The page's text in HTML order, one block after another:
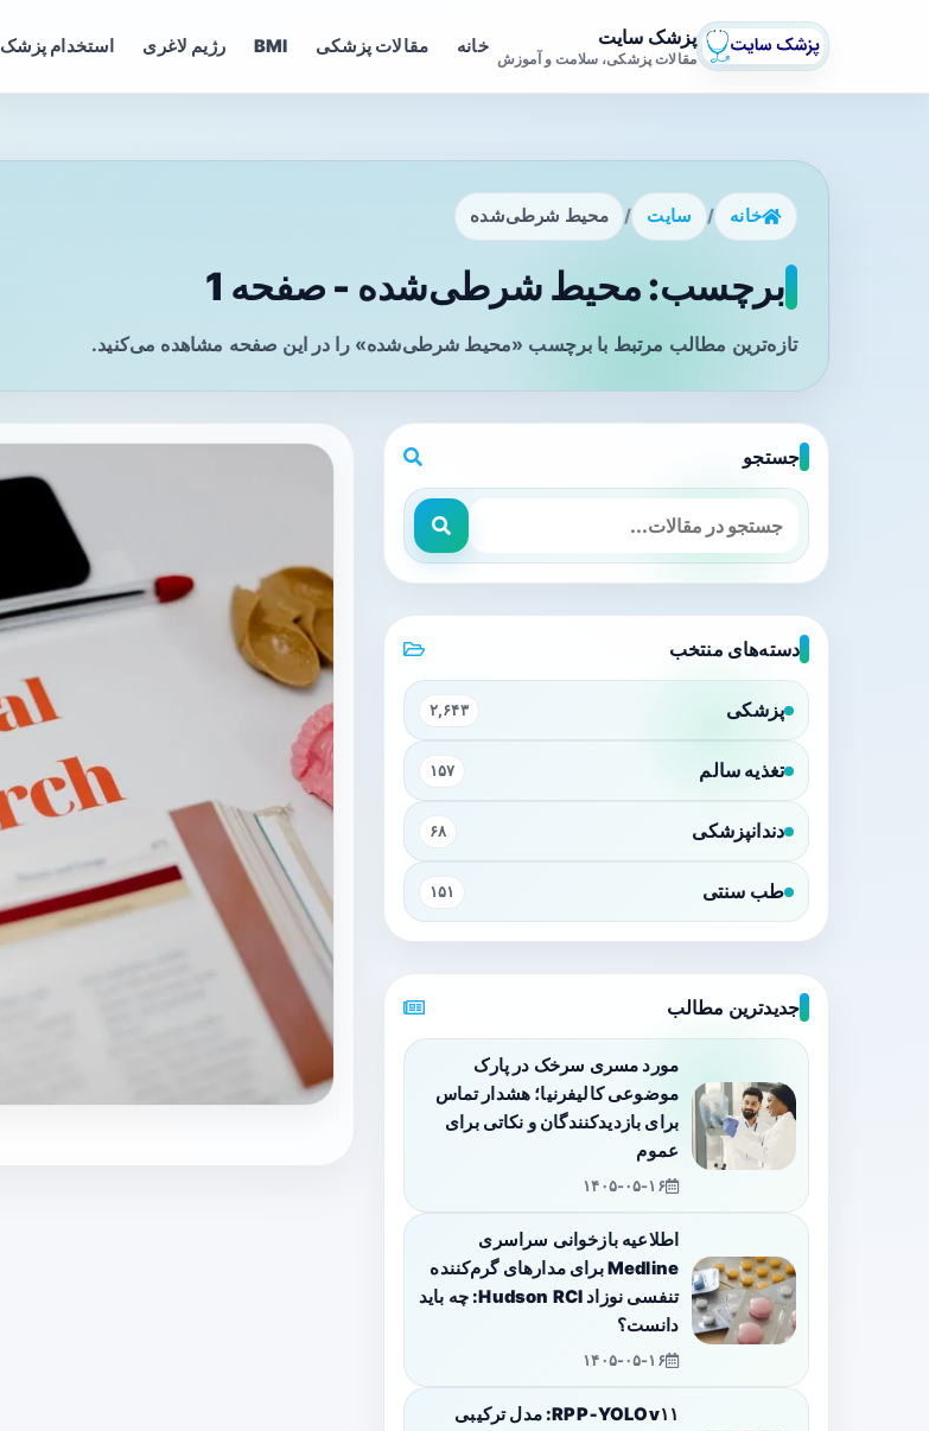
پزشک سایت
مقالات پزشکی، سلامت و آموزش
خانه مقالات پزشکی BMI رژیم لاغری استخدام پزشک
خانه / سایت / محیط شرطی‌شده
برچسب: محیط شرطی‌شده - صفحه 1
تازه‌ترین مطالب مرتبط با برچسب «محیط شرطی‌شده» را در این صفحه مشاهده می‌کنید.
جستجو
دسته‌های منتخب
پزشکی ۲,۶۴۳
تغذیه سالم ۱۵۷
دندانپزشکی ۶۸
طب سنتی ۱۵۱
جدیدترین مطالب
مورد مسری سرخک در پارک
موضوعی کالیفرنیا؛ هشدار تماس
برای بازدیدکنندگان و نکاتی برای
عموم
۱۴۰۵-۰۵-۱۶
اطلاعیه بازخوانی سراسری
Medline برای مدارهای گرم‌کننده
تنفسی نوزاد Hudson RCI: چه باید
دانست؟
۱۴۰۵-۰۵-۱۶
RPP‑YOLOv۱۱: مدل ترکیبی